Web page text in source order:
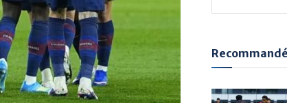
Recommandé